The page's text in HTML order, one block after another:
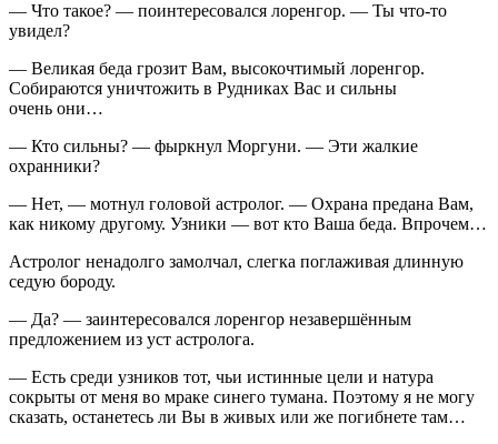
— Что такое? — поинтересовался лоренгор. — Ты что-то
увидел?
— Великая беда грозит Вам, высокочтимый лоренгор.
Собираются уничтожить в Рудниках Вас и сильны
очень они…
— Кто сильны? — фыркнул Моргуни. — Эти жалкие
охранники?
— Нет, — мотнул головой астролог. — Охрана предана Вам,
как никому другому. Узники — вот кто Ваша беда. Впрочем…
Астролог ненадолго замолчал, слегка поглаживая длинную
седую бороду.
— Да? — заинтересовался лоренгор незавершённым
предложением из уст астролога.
— Есть среди узников тот, чьи истинные цели и натура
сокрыты от меня во мраке синего тумана. Поэтому я не могу
сказать, останетесь ли Вы в живых или же погибнете там…